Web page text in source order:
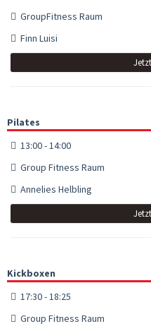
GroupFitness Raum
Finn Luisi
Pilates
13:00 - 14:00
Group Fitness Raum
Annelies Helbling
Kickboxen
17:30 - 18:25
Group Fitness Raum